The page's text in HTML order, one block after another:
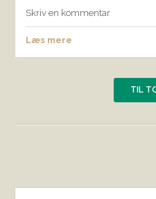
Skriv en kommentar
Læs mere
TIL